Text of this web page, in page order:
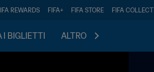
REWARDS FIFA+ FIFA STORE FIFA COLLECT
I BIGLIETTI ALTRO